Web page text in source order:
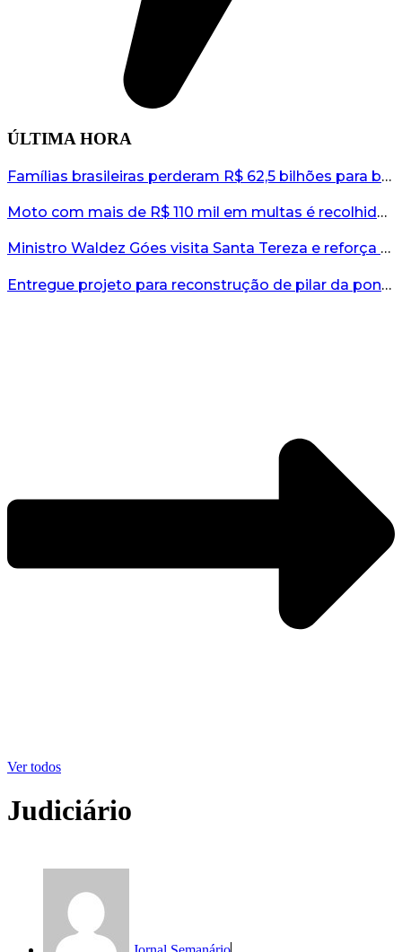
ÚLTIMA HORA
Famílias brasileiras perderam R$ 62,5 bilhões para bets em 2025, diz estudo...
Moto com mais de R$ 110 mil em multas é recolhida no interior do RS...
Ministro Waldez Góes visita Santa Tereza e reforça apoio federal à reconstrução do município...
Entregue projeto para reconstrução de pilar da ponte entre Encantado e Muçum...
Ver todos
Judiciário